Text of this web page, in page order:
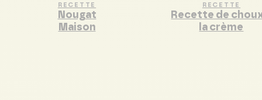
RECETTE
Nougat
Maison
RECETTE
Recette de
la crème